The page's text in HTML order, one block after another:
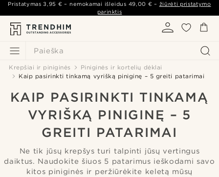
Paieška
Pristatymas3,95 € – nemokamai išleidus 49,00 € – žiūrėti pristatymo
parinktis
Krepšiai ir piniginės
Piniginės ir kortelių dėklai
Kaip pasirinkti tinkamą vyrišką piniginę – 5 greiti patarimai
KAIP PASIRINKTI TINKAMĄ
VYRIŠKĄ PINIGINĘ – 5
GREITI PATARIMAI
Ne tik jūsų krepšys turi talpinti jūsų vertingus
daiktus. Naudokite šiuos 5 patarimus ieškodami savo
kitos piniginės ir peržiūrėkite keletą mūsų